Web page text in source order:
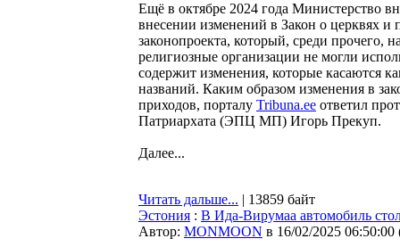
Ещё в октябре 2024 года Министерство
внесении изменений в Закон о церквях и
законопроекта, который, среди прочего,
религиозные организации не могли
содержит изменения, которые касаются
названий. Каким образом изменения в
приходов, порталу Tribuna.ee ответил
Патриархата (ЭПЦ МП) Игорь Прекуп.
Далее...
Читать дальше... | 13859 байт
Эстония : В Ида-Вирумаа автомобиль
Автор: MONMOON в 16/02/2025 06:50:00